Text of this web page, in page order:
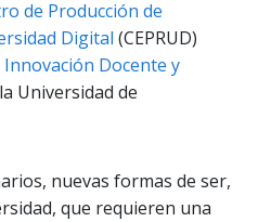
de Producción de
Digital (CEPRUD)
Innovación Docente y
Universidad de
nuevas formas de ser,
que requieren una